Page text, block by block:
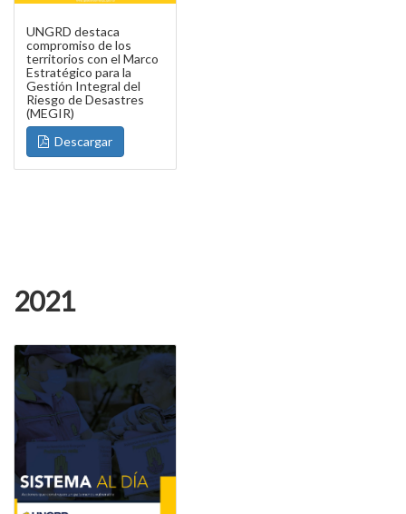
UNGRD destaca
compromiso de los
territorios con el Marco
Estratégico para la
Gestión Integral del
Riesgo de Desastres
(MEGIR)
Descargar
2021